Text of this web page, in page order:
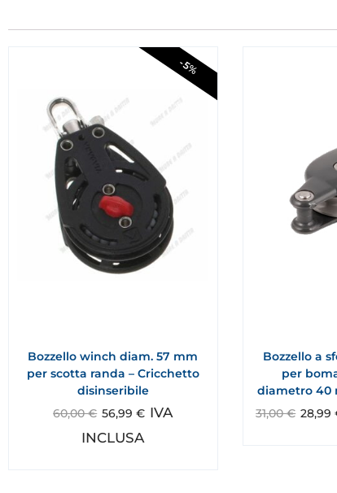
-5%
Bozzello winch diam. 57 mm
per scotta randa – Cricchetto
disinseribile
60,00€ 56,99€ IVA
INCLUSA
Bozzello a
per
diametro 40
31,00€ 28,99